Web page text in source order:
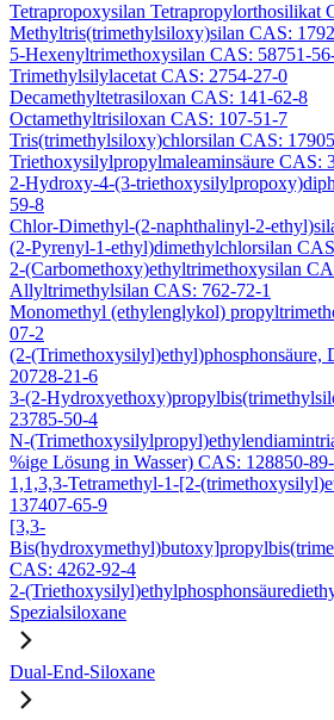
Tetrapropoxysilan Tetrapropylorthosilikat
Methyltris(trimethylsiloxy)silan CAS:
5-Hexenyltrimethoxysilan CAS: 58751-
Trimethylsilylacetat CAS: 2754-27-0
Decamethyltetrasiloxan CAS: 141-62-8
Octamethyltrisiloxan CAS: 107-51-7
Tris(trimethylsiloxy)chlorsilan CAS:
Triethoxysilylpropylmaleaminsäure CAS:
2-Hydroxy-4-(3-
59-8
Chlor-Dimethyl-(2-naphthalinyl-2-
(2-Pyrenyl-1-ethyl)dimethylchlorsilan
2-(Carbomethoxy)ethyltrimethoxysilan
Allyltrimethylsilan CAS: 762-72-1
Monomethyl (ethylenglykol)
07-2
(2-(Trimethoxysilyl)ethyl)phosphonsäure,
20728-21-6
3-(2-
23785-50-4
N-
%ige Lösung in Wasser) CAS: 128850-
1,1,3,3-Tetramethyl-1-[2-
137407-65-9
[3,3-
CAS: 4262-92-4
2-
Spezialsiloxane
Dual-End-Siloxane